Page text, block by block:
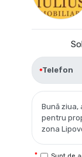
Telefon